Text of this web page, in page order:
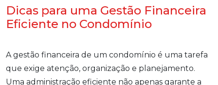
Dicas para uma Gestão Financeira
Eficiente no Condomínio
A gestão financeira de um condomínio é uma tarefa
que exige atenção, organização e planejamento.
Uma administração eficiente não apenas garante a